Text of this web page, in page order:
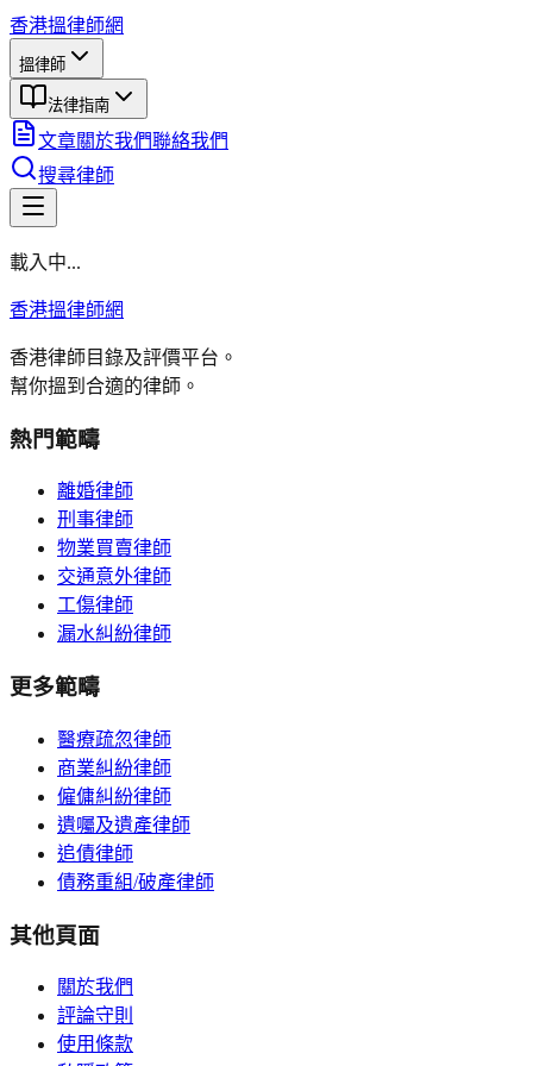
香港搵律師網
搵律師
法律指南
文章關於我們聯絡我們
搜尋律師
載入中...
香港搵律師網
香港律師目錄及評價平台。
幫你搵到合適的律師。
熱門範疇
離婚律師
刑事律師
物業買賣律師
交通意外律師
工傷律師
漏水糾紛律師
更多範疇
醫療疏忽律師
商業糾紛律師
僱傭糾紛律師
遺囑及遺產律師
追債律師
債務重組/破產律師
其他頁面
關於我們
評論守則
使用條款